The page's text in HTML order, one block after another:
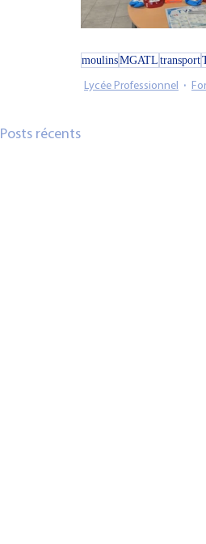
moulinsMGATL transport
Lycée Professionnel
Posts récents